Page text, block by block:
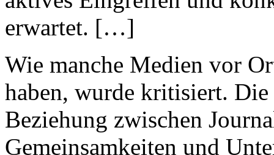
erwartet. […]
Wie manche Medien vor
haben, wurde kritisiert.
Beziehung zwischen
Gemeinsamkeiten und